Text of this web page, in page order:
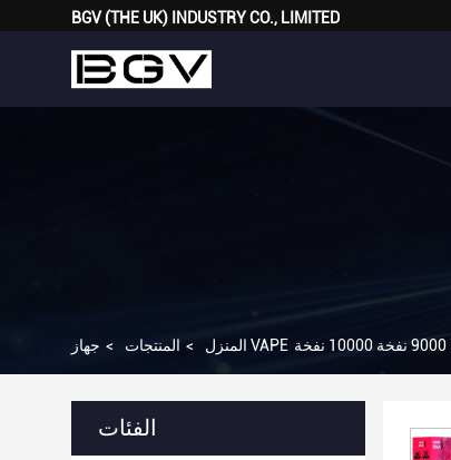
BGV (THE UK) INDUSTRY CO., LIMITED
المنزل > المنتجات >
الفئات